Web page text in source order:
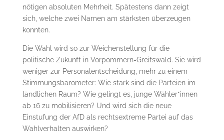
nötigen absoluten Mehrheit. Spätestens dann zeigt
sich, welche zwei Namen am stärksten überzeugen
konnten.
Die Wahl wird so zur Weichenstellung für die
politische Zukunft in Vorpommern-Greifswald. Sie wird
weniger zur Personalentscheidung, mehr zu einem
Stimmungsbarometer: Wie stark sind die Parteien im
ländlichen Raum? Wie gelingt es, junge Wähler*innen
ab 16 zu mobilisieren? Und wird sich die neue
Einstufung der AfD als rechtsextreme Partei auf das
Wahlverhalten auswirken?